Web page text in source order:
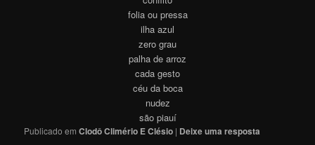
folia ou pressa
ilha azul
zero grau
palha de arroz
cada gesto
céu da boca
nudez
são piauí
Publicado em Clodô Climério E Clésio | Deixe uma resposta